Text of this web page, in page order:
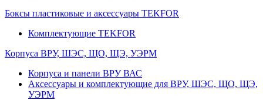
Боксы пластиковые и аксессуары TEKFOR
Комплектующие TEKFOR
Корпуса ВРУ, ШЭС, ЩО, ЩЭ, УЭРМ
Корпуса и панели ВРУ ВАС
Аксессуары и комплектующие для ВРУ, ШЭС, ЩО, ЩЭ,
УЭРМ